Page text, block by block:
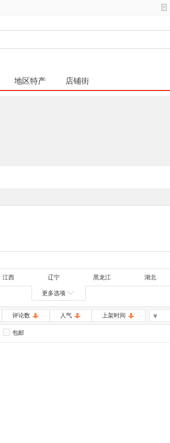
地区特产 店铺街
江西 辽宁 黑龙江 湖北
更多选项
评论数 人气 上架时间 ￥
包邮